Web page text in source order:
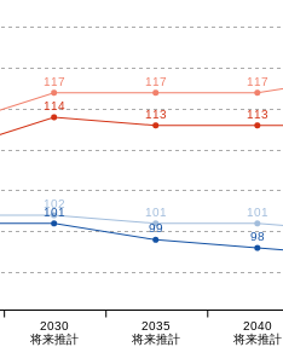
101
99
98
102
101 101
114
113 113
117 117 117
2030
将来推計
2035
将来推計
2040
将来推計